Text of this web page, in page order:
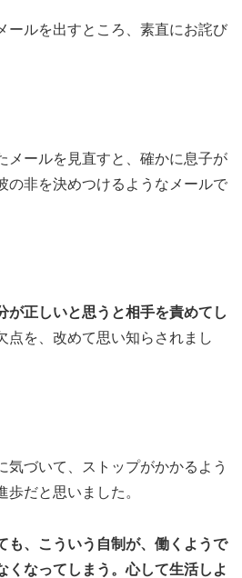
ールを出すところ、素直にお詫び
メールを見直すと、確かに息子が
の非を決めつけるようなメールで
が正しいと思うと相手を責めてし
点を、改めて思い知らされまし
気づいて、ストップがかかるよう
だと思いました。
も、こういう自制が、働くようで
くなってしまう。心して生活しよ